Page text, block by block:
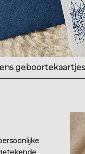
geboortekaartjes